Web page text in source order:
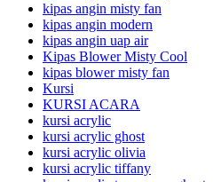
kipas angin misty fan
kipas angin modern
kipas angin uap air
Kipas Blower Misty Cool
kipas blower misty fan
Kursi
KURSI ACARA
kursi acrylic
kursi acrylic ghost
kursi acrylic olivia
kursi acrylic tiffany